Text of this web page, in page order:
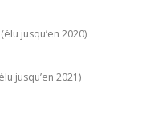
jusqu’en 2020)
jusqu’en 2021)